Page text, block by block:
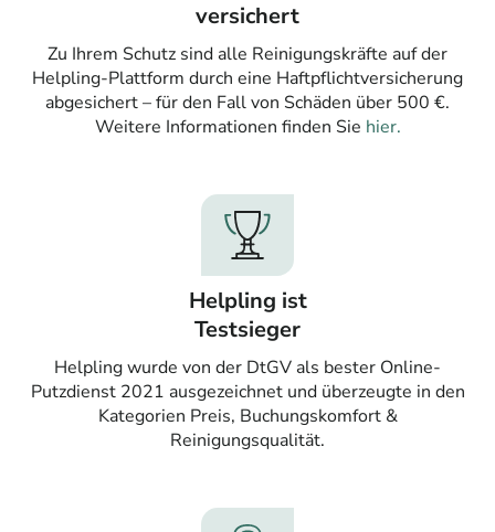
versichert
Zu Ihrem Schutz sind alle Reinigungskräfte auf der
Helpling-Plattform durch eine Haftpflichtversicherung
abgesichert – für den Fall von Schäden über 500 €.
Weitere Informationen finden Sie hier.
Helpling ist
Testsieger
Helpling wurde von der DtGV als bester Online-
Putzdienst 2021 ausgezeichnet und überzeugte in den
Kategorien Preis, Buchungskomfort &
Reinigungsqualität.